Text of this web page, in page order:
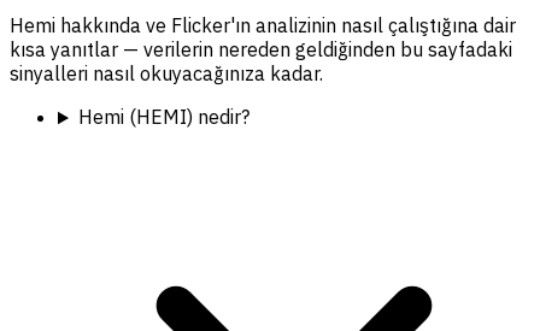
Hemi hakkında ve Flicker'ın analizinin nasıl çalıştığına dair
kısa yanıtlar — verilerin nereden geldiğinden bu sayfadaki
sinyalleri nasıl okuyacağınıza kadar.
Hemi (HEMI) nedir?